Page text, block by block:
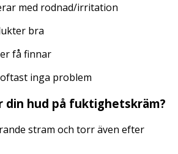
med rodnad/irritation
bra
få finnar
inga problem
din hud på fuktighetskräm?
stram och torr även efter